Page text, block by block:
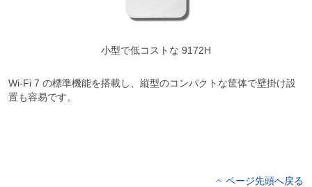
小型で低コストな 9172H
Wi-Fi 7 の標準機能を搭載し、縦型のコンパクトな筐体で壁掛け設
置も容易です。
ページ先頭へ戻る